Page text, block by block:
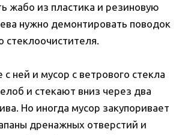
жабо из пластика и резиновую
нужно демонтировать поводок
стеклоочистителя.
с ней и мусор с ветрового стекла
и стекают вниз через два
Но иногда мусор закупоривает
дренажных отверстий и